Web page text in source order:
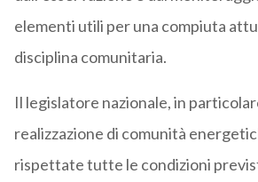
elementi utili per una compiuta
disciplina comunitaria.
Il legislatore nazionale, in
realizzazione di comunità
rispettate tutte le condizioni